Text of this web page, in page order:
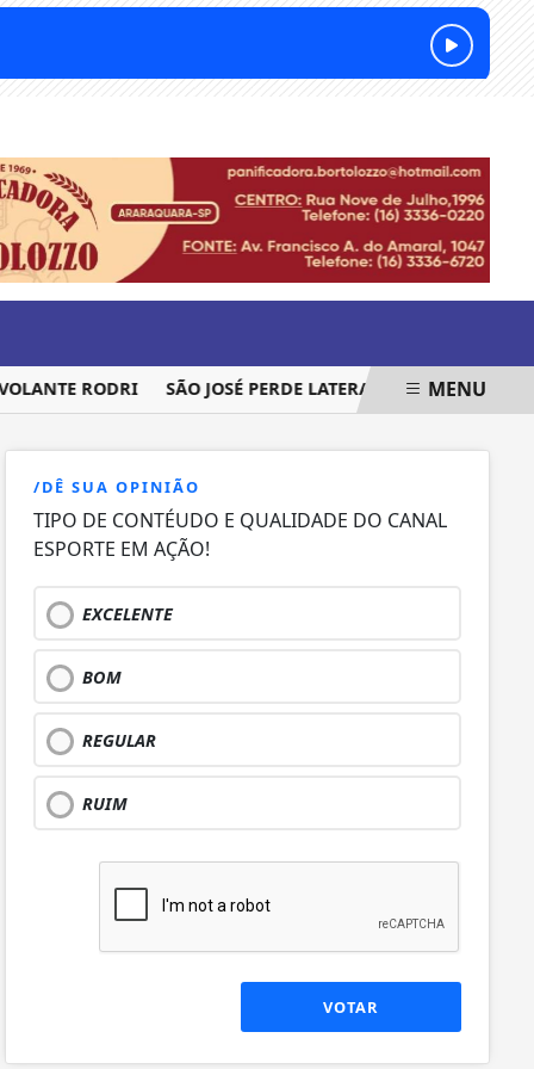
RODRI SÃO JOSÉ PERDE LATERAL PARA SEQUÊNCIA
MENU
/DÊ SUA OPINIÃO
TIPO DE CONTÉUDO E QUALIDADE DO CANAL
ESPORTE EM AÇÃO!
EXCELENTE
BOM
REGULAR
RUIM
VOTAR